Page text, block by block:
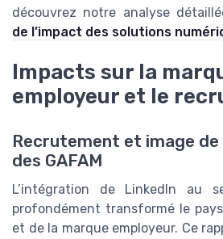
découvrez notre analyse
de l’impact des solutions
Impacts sur la
employeur et le
Recrutement et image de
des GAFAM
L’intégration de LinkedIn au
profondément transformé le
et de la marque employeur. Ce